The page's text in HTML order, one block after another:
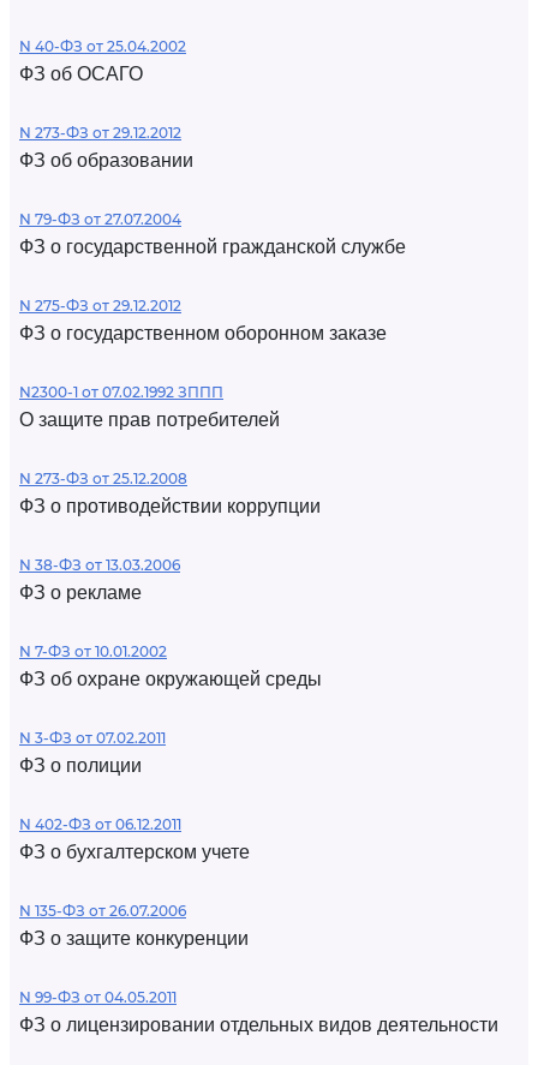
N 40-ФЗ от 25.04.2002
ФЗ об ОСАГО
N 273-ФЗ от 29.12.2012
ФЗ об образовании
N 79-ФЗ от 27.07.2004
ФЗ о государственной гражданской службе
N 275-ФЗ от 29.12.2012
ФЗ о государственном оборонном заказе
N2300-1 от 07.02.1992 ЗППП
О защите прав потребителей
N 273-ФЗ от 25.12.2008
ФЗ о противодействии коррупции
N 38-ФЗ от 13.03.2006
ФЗ о рекламе
N 7-ФЗ от 10.01.2002
ФЗ об охране окружающей среды
N 3-ФЗ от 07.02.2011
ФЗ о полиции
N 402-ФЗ от 06.12.2011
ФЗ о бухгалтерском учете
N 135-ФЗ от 26.07.2006
ФЗ о защите конкуренции
N 99-ФЗ от 04.05.2011
ФЗ о лицензировании отдельных видов деятельности